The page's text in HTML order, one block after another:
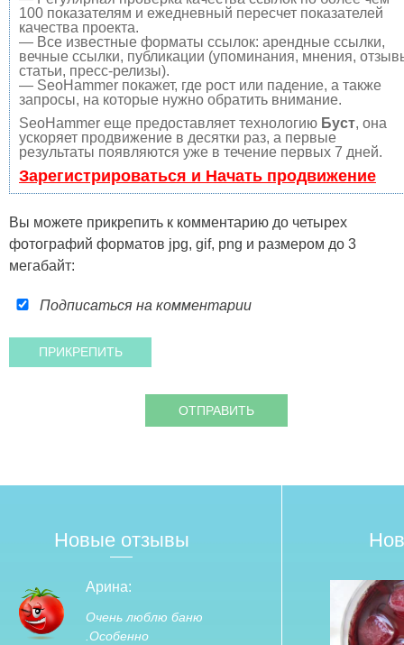
100 показателям и ежедневный пересчет показателей
качества проекта.
— Все известные форматы ссылок: арендные ссылки,
вечные ссылки, публикации (упоминания, мнения,
статьи, пресс-релизы).
— SeoHammer покажет, где рост или падение, а также
запросы, на которые нужно обратить внимание.
SeoHammer еще предоставляет технологию Буст, она
ускоряет продвижение в десятки раз, а первые
результаты появляются уже в течение первых 7 дней.
Зарегистрироваться и Начать продвижение
Вы можете прикрепить к комментарию до четырех
фотографий форматов jpg, gif, png и размером до 3
мегабайт:
Подписаться на комментарии
Новые отзывы
Арина:
Очень люблю баню
.Особенно